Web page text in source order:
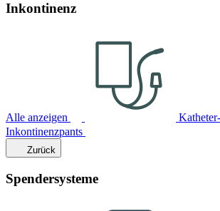
Inkontinenz
Alle anzeigen
Inkontinenzpants
Zurück
Spendersysteme